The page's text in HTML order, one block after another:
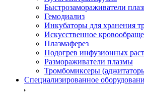
Быстрозамораживатели
Гемодиализ
Инкубаторы для хранения
Искусственное
Плазмаферез
Подогрев инфузионных
Размораживатели плазмы
Тромбомиксеры
Специализированное